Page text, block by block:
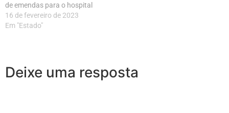
de emendas para o hospital
16 de fevereiro de 2023
Em "Estado"
Deixe uma resposta